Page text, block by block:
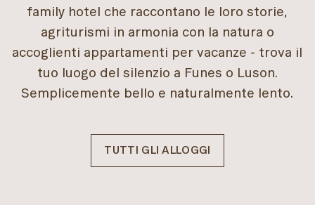
family hotel che raccontano le loro storie,
agriturismi in armonia con la natura o
accoglienti appartamenti per vacanze - trova il
tuo luogo del silenzio a Funes o Luson.
Semplicemente bello e naturalmente lento.
TUTTI GLI ALLOGGI